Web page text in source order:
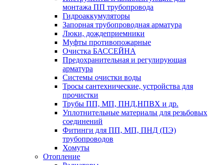
монтажа ПП трубопровода
Гидроаккумуляторы
Запорная трубопроводная арматура
Люки, дождеприемники
Муфты противопожарные
Очистка БАССЕЙНА
Предохранительная и регулирующая
арматура
Системы очистки воды
Тросы сантехнические, устройства для
прочистки
Трубы ПП, МП, ПНД,НПВХ и др.
Уплотнительные материалы для резьбовых
соединений
Фитинги для ПП, МП, ПНД (ПЭ)
трубопроводов
Хомуты
Отопление